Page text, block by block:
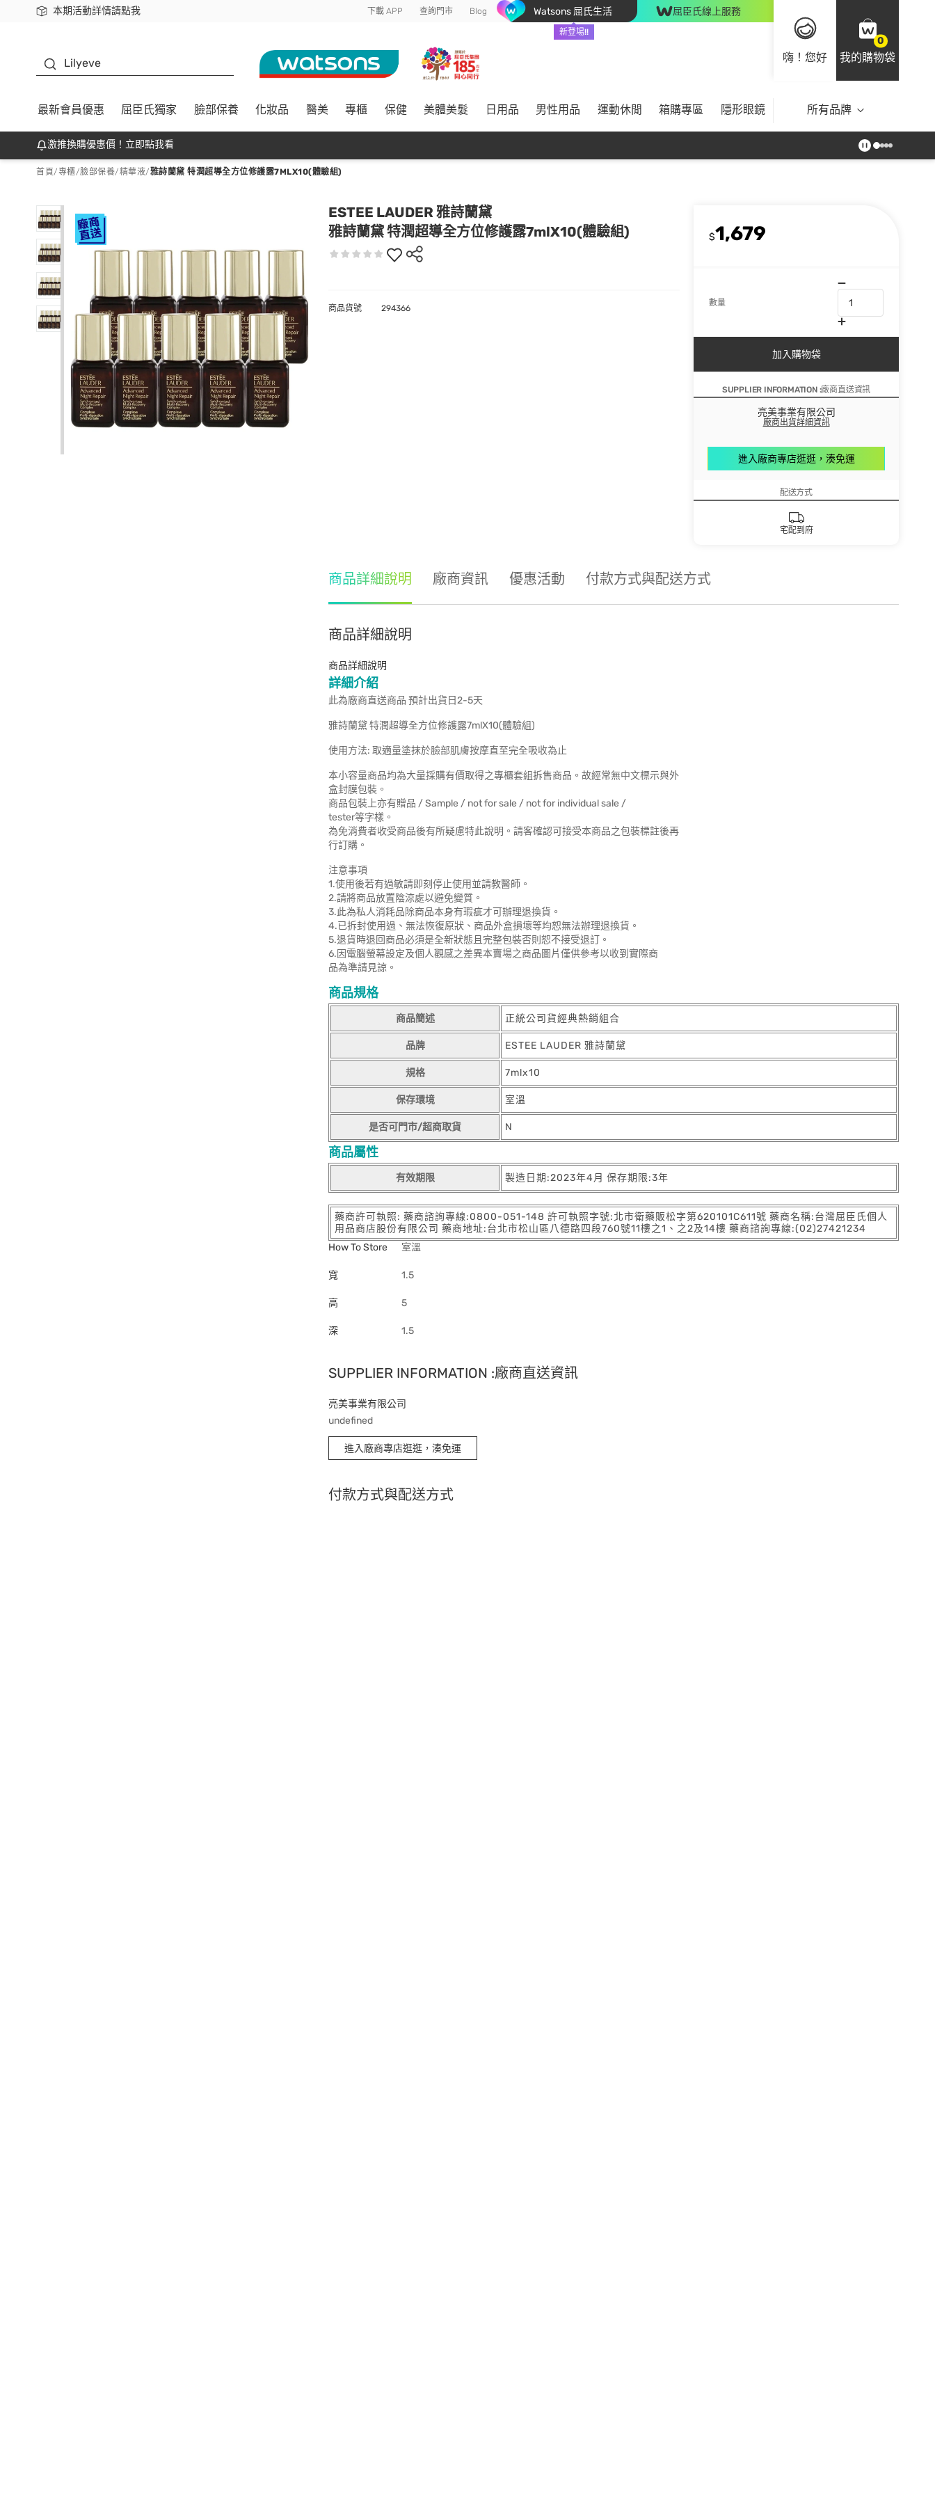
本期活動詳情請點我
下載app最高回饋$350 下載 APP 查詢門市 Blog Watsons 屈氏生活
新登場!!
屈臣氏線上服務
嗨！您好
0
我的購物袋
Lilyeve
最新會員優惠 屈臣氏獨家 臉部保養 化妝品 醫美 專櫃 保健 美體美髮 日用品 男性用品 運動休閒 箱購專區 隱形眼鏡 所有品牌
激推換購優惠價！立即點我看
首頁/專櫃/臉部保養/精華液/雅詩蘭黛 特潤超導全方位修護露7MLX10(體驗組)
ESTEE LAUDER 雅詩蘭黛
雅詩蘭黛 特潤超導全方位修護露7mlX10(體驗組)
$1,679
數量
加入購物袋
SUPPLIER INFORMATION :廠商直送資訊
亮美事業有限公司
廠商出貨詳細資訊
進入廠商專店逛逛，湊免運
配送方式
宅配到府
商品貨號 294366
商品詳細說明 廠商資訊 優惠活動 付款方式與配送方式
商品詳細說明
商品詳細說明
詳細介紹
此為廠商直送商品 預計出貨日2-5天
雅詩蘭黛 特潤超導全方位修護露7mlX10(體驗組)
使用方法: 取適量塗抹於臉部肌膚按摩直至完全吸收為止
本小容量商品均為大量採購有價取得之專櫃套組拆售商品。故經常無中文標示與外
盒封膜包裝。
商品包裝上亦有贈品 / Sample / not for sale / not for individual sale /
tester等字樣。
為免消費者收受商品後有所疑慮特此說明。請客確認可接受本商品之包裝標註後再
行訂購。
注意事項
1.使用後若有過敏請即刻停止使用並請教醫師。
2.請將商品放置陰涼處以避免變質。
3.此為私人消耗品除商品本身有瑕疵才可辦理退換貨。
4.已拆封使用過、無法恢復原狀、商品外盒損壞等均恕無法辦理退換貨。
5.退貨時退回商品必須是全新狀態且完整包裝否則恕不接受退訂。
6.因電腦螢幕設定及個人觀感之差異本賣場之商品圖片僅供參考以收到實際商
品為準請見諒。
商品規格
商品簡述 正統公司貨經典熱銷組合
品牌 ESTEE LAUDER 雅詩蘭黛
規格 7mlx10
保存環境 室溫
是否可門市/超商取貨 N
商品屬性
有效期限 製造日期:2023年4月 保存期限:3年
藥商許可執照: 藥商諮詢專線:0800-051-148 許可執照字號:北市衛藥販松字第620101C611號 藥商名稱:台灣屈臣氏個人
用品商店股份有限公司 藥商地址:台北市松山區八德路四段760號11樓之1、之2及14樓 藥商諮詢專線:(02)27421234
How To Store
室溫
寬 1.5
高 5
深 1.5
SUPPLIER INFORMATION :廠商直送資訊
亮美事業有限公司
undefined
進入廠商專店逛逛，湊免運
付款方式與配送方式